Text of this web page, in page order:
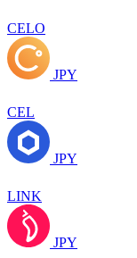
CELO
JPY
CEL
JPY
LINK
JPY